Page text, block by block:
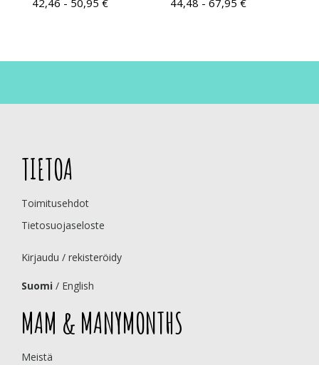
42,46 - 50,95 € 44,48 - 67,95 €
TIETOA
Toimitusehdot
Tietosuojaseloste
Kirjaudu / rekisteröidy
Suomi / English
MAM & MANYMONTHS
Meistä